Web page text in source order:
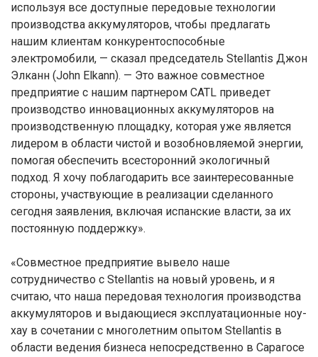
используя все доступные передовые технологии
производства аккумуляторов, чтобы предлагать
нашим клиентам конкурентоспособные
электромобили, — сказал председатель Stellantis Джон
Элканн (John Elkann). — Это важное совместное
предприятие с нашим партнером CATL приведет
производство инновационных аккумуляторов на
производственную площадку, которая уже является
лидером в области чистой и возобновляемой энергии,
помогая обеспечить всесторонний экологичный
подход. Я хочу поблагодарить все заинтересованные
стороны, участвующие в реализации сделанного
сегодня заявления, включая испанские власти, за их
постоянную поддержку».
«Совместное предприятие вывело наше
сотрудничество с Stellantis на новый уровень, и я
считаю, что наша передовая технология производства
аккумуляторов и выдающиеся эксплуатационные ноу-
хау в сочетании с многолетним опытом Stellantis в
области ведения бизнеса непосредственно в Сарагосе